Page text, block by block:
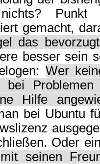
gemacht,
das
besser sein
Wer
bei Problemen
Hilfe
bei Ubuntu
Oder
mit seinen